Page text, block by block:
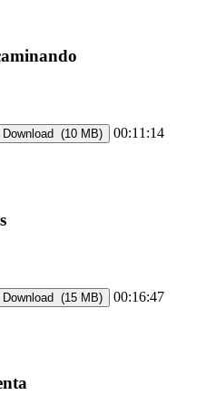
(10 MB) 00:11:14
(15 MB) 00:16:47